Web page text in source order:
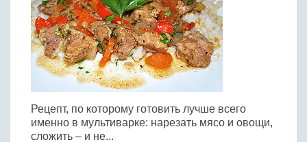
Рецепт, по которому готовить лучше всего
именно в мультиварке: нарезать мясо и овощи,
сложить – и не...